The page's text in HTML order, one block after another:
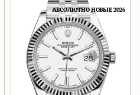
АБСОЛЮТНО НОВЫЕ 2026